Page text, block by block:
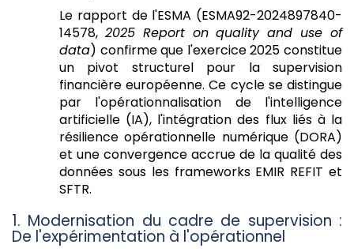
Le rapport de l'ESMA (ESMA92-2024897840-
14578, 2025 Report on quality and use of
data) confirme que l'exercice 2025 constitue
un pivot structurel pour la supervision
financière européenne. Ce cycle se distingue
par l'opérationnalisation de l'intelligence
artificielle (IA), l'intégration des flux liés à la
résilience opérationnelle numérique (DORA)
et une convergence accrue de la qualité des
données sous les frameworks EMIR REFIT et
SFTR.
1. Modernisation du cadre de supervision :
De l'expérimentation à l'opérationnel